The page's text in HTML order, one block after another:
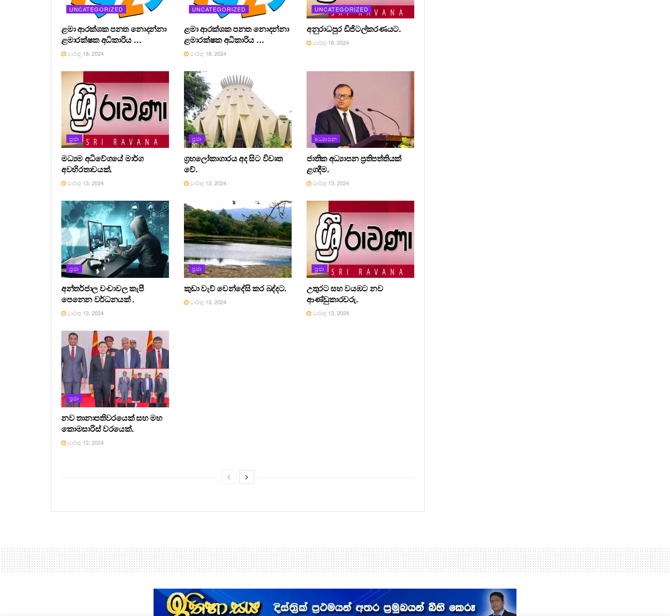
UNCATEGORIZED
ළමා ආරක්ශක පනත නොදන්නා
ළමාරක්ෂක අධිකාරිය …
මාර්තු 18, 2024
UNCATEGORIZED
ළමා ආරක්ශක පනත නොදන්නා
ළමාරක්ෂක අධිකාරිය …
මාර්තු 18, 2024
UNCATEGORIZED
අනුරාධපුර ඩිජිටල්කරණයට.
මාර්තු 16, 2024
ප්‍රජා
මධ්‍යම අධිවේගයේ මාර්ග
අවහිරතාවයක්.
මාර්තු 13, 2024
ප්‍රජා
ග්‍රහලෝකාගාරය අද සිට විවෘත
වේ.
මාර්තු 13, 2024
අධ්‍යාපන
ජාතික අධ්‍යාපන ප්‍රතිපත්තියක්
ළගදීම.
මාර්තු 13, 2024
ප්‍රජා
අන්තර්ජාල වංචාවල කැපී
පෙනෙන වර්ධනයක් .
මාර්තු 13, 2024
ප්‍රජා
කුඩා වැව් වෙන්දේසි කර බද්දට.
මාර්තු 13, 2024
ප්‍රජා
උතුරට සහ වයඹට නව
ආණ්ඩුකාරවරු.
මාර්තු 12, 2024
ප්‍රජා
නව තානාපතිවරයෙක් සහ මහ
කොමසාරිස් වරයෙක්.
මාර්තු 12, 2024